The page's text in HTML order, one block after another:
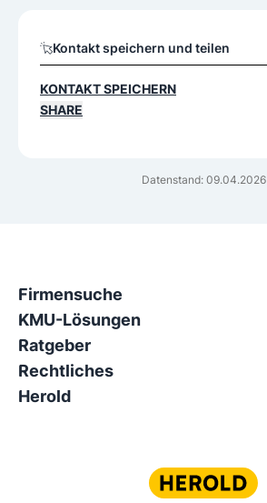
Datenstand: 09.04.2026
Kontakt speichern und teilen
KONTAKT SPEICHERN
SHARE
Firmensuche
KMU-Lösungen
Ratgeber
Rechtliches
Herold